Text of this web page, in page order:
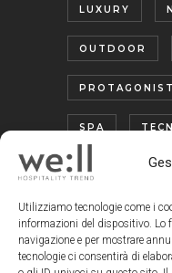
Utilizziamo tecnologie come i
informazioni del dispositivo. Lo
navigazione e per mostrare
tecnologie ci consentirà di
LUXURY
OUTDOOR
SPA
TURISMO
WELLNESS